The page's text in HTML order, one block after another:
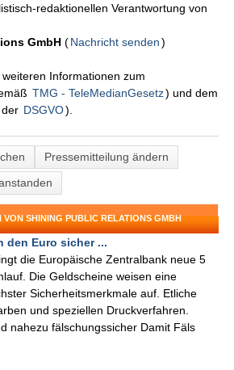
redaktionellen Verantwortung von
GmbH (Nachricht senden )
Informationen zum
TMG - TeleMedianGesetz) und dem
DSGVO).
Pressemitteilung ändern
VON SHINING PUBLIC RELATIONS GMBH
den Euro sicher ...
die Europäische Zentralbank neue 5
Die Geldscheine weisen eine
Sicherheitsmerkmale auf. Etliche
und speziellen Druckverfahren.
nahezu fälschungssicher Damit Fäls